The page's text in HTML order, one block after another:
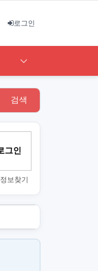
로그인
검색
정보찾기